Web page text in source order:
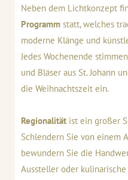
Neben dem Lichtkonzept
Programm statt, welches
moderne Klänge und
Jedes Wochenende
und Bläser aus St. Johann
die Weihnachtszeit ein.
Regionalität ist ein großer
Schlendern Sie von einem
bewundern Sie die
Aussteller oder